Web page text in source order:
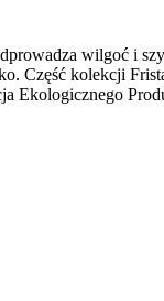
wilgoć i
Część kolekcji
Ekologicznego